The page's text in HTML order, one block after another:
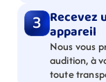
3 Recevez
appareil
Nous vous
audition, à
toute